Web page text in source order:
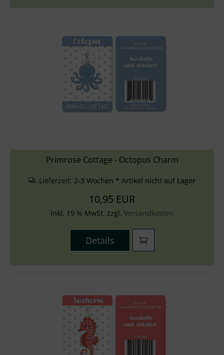
Primrose Cottage - Octopus Charm
Lieferzeit: 2-3 Wochen * Artikel nicht auf Lager
10,95 EUR
inkl. 19 % MwSt. zzgl. Versandkosten
Details